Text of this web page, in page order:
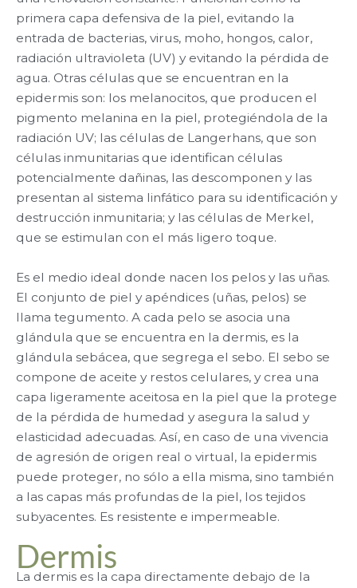
primera capa defensiva de la piel, evitando la
entrada de bacterias, virus, moho, hongos, calor,
radiación ultravioleta (UV) y evitando la pérdida de
agua. Otras células que se encuentran en la
epidermis son: los melanocitos, que producen el
pigmento melanina en la piel, protegiéndola de la
radiación UV; las células de Langerhans, que son
células inmunitarias que identifican células
potencialmente dañinas, las descomponen y las
presentan al sistema linfático para su identificación y
destrucción inmunitaria; y las células de Merkel,
que se estimulan con el más ligero toque.
Es el medio ideal donde nacen los pelos y las uñas.
El conjunto de piel y apéndices (uñas, pelos) se
llama tegumento. A cada pelo se asocia una
glándula que se encuentra en la dermis, es la
glándula sebácea, que segrega el sebo. El sebo se
compone de aceite y restos celulares, y crea una
capa ligeramente aceitosa en la piel que la protege
de la pérdida de humedad y asegura la salud y
elasticidad adecuadas. Así, en caso de una vivencia
de agresión de origen real o virtual, la epidermis
puede proteger, no sólo a ella misma, sino también
a las capas más profundas de la piel, los tejidos
subyacentes. Es resistente e impermeable.
Dermis
La dermis es la capa directamente debajo de la